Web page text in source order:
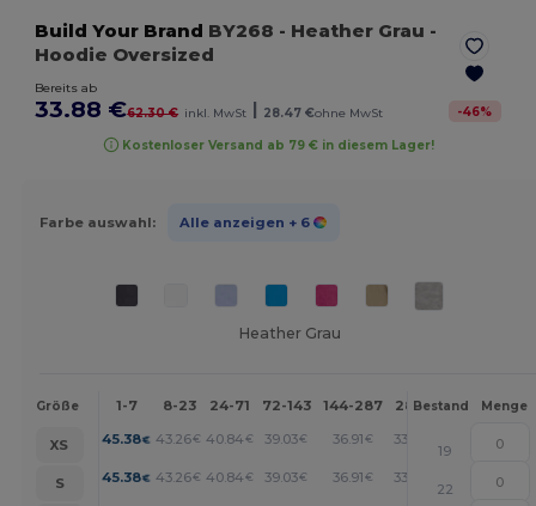
Build Your Brand BY268 - Heather Grau -
Hoodie Oversized
Bereits ab
33.88 €62.30 € inkl. MwSt | 28.47 €ohne MwSt -46%
Kostenloser Versand ab 79 € in diesem Lager!
Farbe auswahl: Alle anzeigen + 6
Heather Grau
Größe 1-7 8-23 24-71 72-143 144-287 288 + Mehr
Bestand Menge
XS 45.38€ 43.26€ 40.84€ 39.03€ 36.91€ 33.88
19
S
45.38€ 43.26€ 40.84€ 39.03€ 36.91€ 33.88
22